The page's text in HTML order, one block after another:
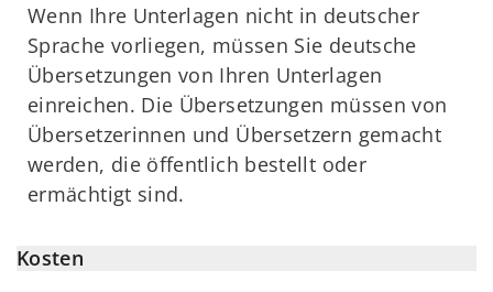
Wenn Ihre Unterlagen nicht in deutscher
Sprache vorliegen, müssen Sie deutsche
Übersetzungen von Ihren Unterlagen
einreichen. Die Übersetzungen müssen von
Übersetzerinnen und Übersetzern gemacht
werden, die öffentlich bestellt oder
ermächtigt sind.
Kosten